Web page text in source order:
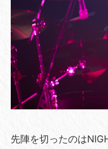
先陣を切ったのは